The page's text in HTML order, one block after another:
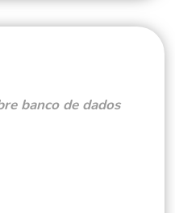
banco de dados